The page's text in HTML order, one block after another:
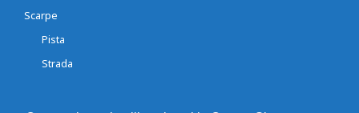
Scarpe
Pista
Strada